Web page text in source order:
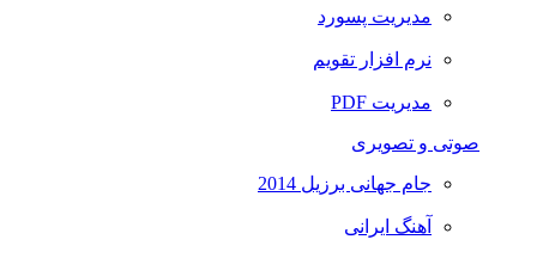
مدیریت پسورد
نرم افزار تقویم
مدیریت PDF
صوتی و تصویری
جام جهانی برزیل 2014
آهنگ ایرانی